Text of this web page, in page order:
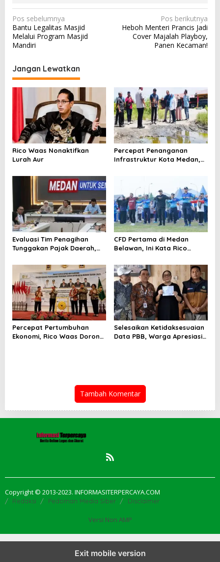
N
a
v
g
a
i
p
o
s
Pos sebelumnya
Bantu Legalitas Masjid
Melalui Program Masjid
Mandiri
Pos berikutnya
Heboh Menteri Prancis Jadi
Cover Majalah Playboy,
Panen Kecaman!
Jangan Lewatkan
Rico Waas Nonaktifkan
Lurah Aur
Percepat Penanganan
Infrastruktur Kota Medan,
Evaluasi Tim Penagihan
Tunggakan Pajak Daerah,
Tagih Rp 1,4 M pada Juli
2026
CFD Pertama di Medan
Belawan, Ini Kata Rico
Percepat Pertumbuhan
Ekonomi, Rico Waas Dorong
Selesaikan Ketidaksesuaian
Data PBB, Warga Apresiasi
Tambah Komentar
Copyright © 2013-2023. INFORMASITERPERCAYA.COM
Redaksi Pedoman Media Siber Disclaimer
Versi Non AMP
Exit mobile version